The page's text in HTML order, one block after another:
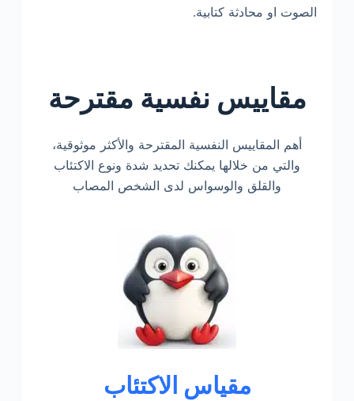
الصوت او محادثة كتابية.
مقاييس نفسية مقترحة
أهم المقاييس النفسية المقترحة والأكثر موثوقية،
والتي من خلالها يمكنك تحديد شدة ونوع الاكتئاب
والقلق والوسواس لدى الشخص المصاب
مقياس الاكتئاب